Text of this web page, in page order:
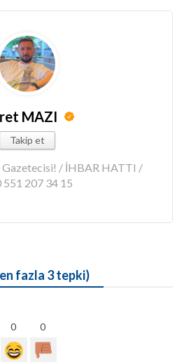
MAZI
Takip et
Gazetecisi! / İHBAR HATTI /
551 207 34 15
fazla 3 tepki)
0 0